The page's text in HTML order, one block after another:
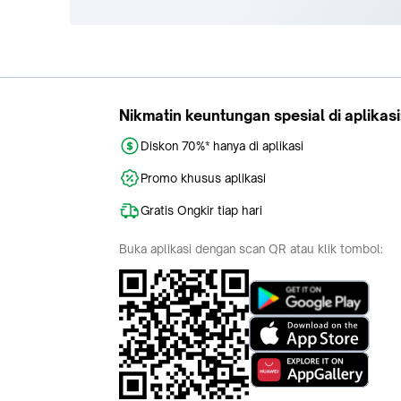
Nikmatin keuntungan spesial di
Diskon 70%* hanya di aplikasi
Promo khusus aplikasi
Gratis Ongkir tiap hari
Buka aplikasi dengan scan QR atau klik tombol: